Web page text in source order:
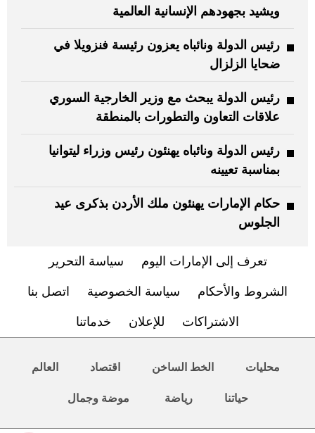
ويشيد بجهودهم الإنسانية العالمية
رئيس الدولة ونائباه يعزون رئيسة فنزويلا في
ضحايا الزلزال
رئيس الدولة يبحث مع وزير الخارجية السوري
علاقات التعاون والتطورات بالمنطقة
رئيس الدولة ونائباه يهنئون رئيس وزراء ليتوانيا
بمناسبة تعيينه
حكام الإمارات يهنئون ملك الأردن بذكرى عيد
الجلوس
تعرف إلى الإمارات اليوم سياسة التحرير
الشروط والأحكام سياسة الخصوصية اتصل بنا
الاشتراكات للإعلان خدماتنا
محليات الخط الساخن اقتصاد العالم
حياتنا رياضة موضة وجمال